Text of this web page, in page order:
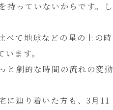
持っていないからです。し
べて地球などの星の上の時
ます。
と劇的な時間の流れの変動
に辿り着いた方も、3月11